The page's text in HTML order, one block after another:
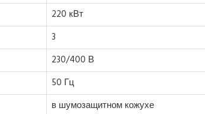
220 кВт
3
230/400 В
50 Гц
в шумозащитном кожухе